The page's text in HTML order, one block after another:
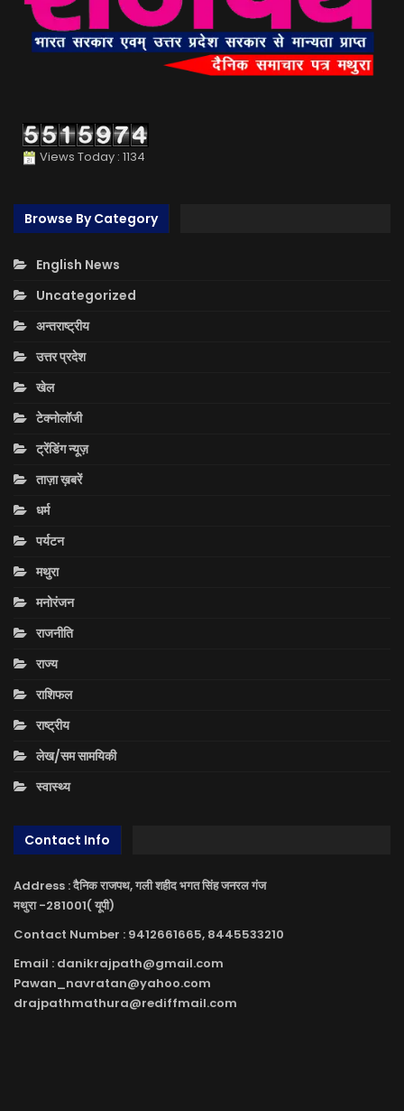
Views Today : 1134
Browse By Category
English News
Uncategorized
अन्तराष्ट्रीय
उत्तर प्रदेश
खेल
टेक्नोलॉजी
ट्रेंडिंग न्यूज़
ताज़ा ख़बरें
धर्म
पर्यटन
मथुरा
मनोरंजन
राजनीति
राज्य
राशिफल
राष्ट्रीय
लेख/सम सामयिकी
स्वास्थ्य
Contact Info
Address : दैनिक राजपथ, गली शहीद भगत सिंह जनरल गंज
मथुरा -281001( यूपी)
Contact Number : 9412661665, 8445533210
Email : danikrajpath@gmail.com
Pawan_navratan@yahoo.com
drajpathmathura@rediffmail.com